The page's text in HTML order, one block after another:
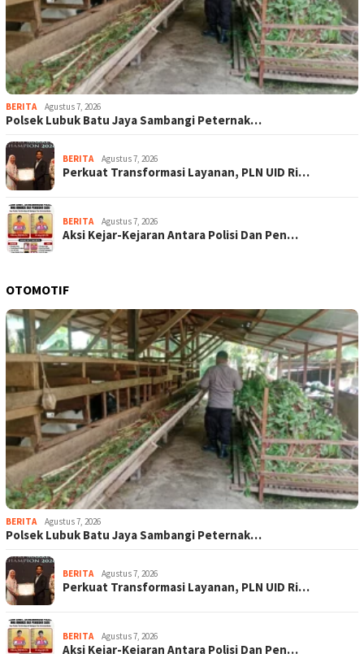
BERITA Agustus 7, 2026
Polsek Lubuk Batu Jaya Sambangi Peternak…
BERITA Agustus 7, 2026
Perkuat Transformasi Layanan, PLN UID Ri…
BERITA Agustus 7, 2026
Aksi Kejar-Kejaran Antara Polisi Dan Pen…
OTOMOTIF
BERITA Agustus 7, 2026
Polsek Lubuk Batu Jaya Sambangi Peternak…
BERITA Agustus 7, 2026
Perkuat Transformasi Layanan, PLN UID Ri…
BERITA Agustus 7, 2026
Aksi Kejar-Kejaran Antara Polisi Dan Pen…